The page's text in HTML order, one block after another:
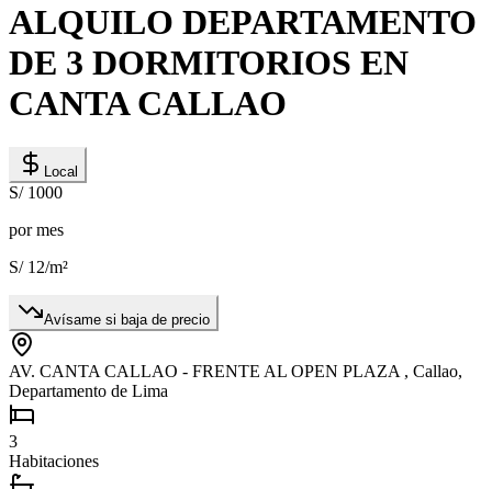
ALQUILO DEPARTAMENTO
DE 3 DORMITORIOS EN
CANTA CALLAO
Local
S/ 1000
por mes
S/ 12/m²
Avísame si baja de precio
AV. CANTA CALLAO - FRENTE AL OPEN PLAZA , Callao,
Departamento de Lima
3
Habitaciones